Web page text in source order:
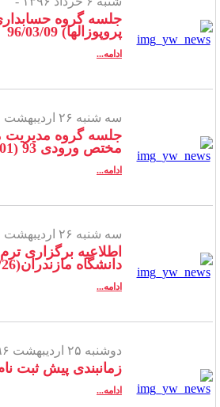
جلسه گروه
پروپوزالها) 96/03/09
ادامه...
سه شنبه ۲۶ اردیبهشت ۱۳۹۶ -
جلسه گروه مدیریت
مختص ورودی 93 (95/03/01)
ادامه...
سه شنبه ۲۶ اردیبهشت ۱۳۹۶ -
دانشگاه مازندران(96/02/26)
ادامه...
دوشنبه ۲۵ اردیبهشت ۱۳۹۶ -
زمانبندی پیش ثبت نام
ادامه...